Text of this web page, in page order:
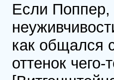
Если Поппер,
как общался
оттенок